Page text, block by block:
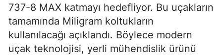
737-8 MAX katmayı hedefliyor. Bu uçakların
tamamında Miligram koltukların
kullanılacağı açıklandı. Böylece modern
uçak teknolojisi, yerli mühendislik ürünü